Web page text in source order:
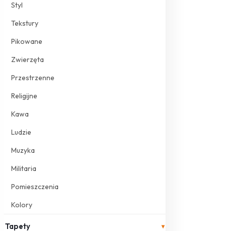
Styl
Tekstury
Pikowane
Zwierzęta
Przestrzenne
Religijne
Kawa
Ludzie
Muzyka
Militaria
Pomieszczenia
Kolory
Tapety ▾